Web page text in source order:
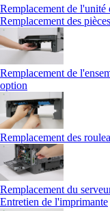
Remplacement de l'unité
Remplacement des pièces
Remplacement de
option
Remplacement des
Remplacement du
Entretien de l'imprimante